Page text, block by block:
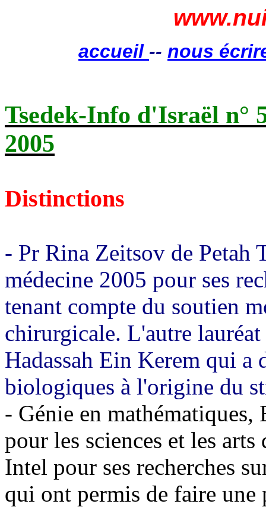
accueil -- nous
Tsedek-Info d'Israël n°
2005
Distinctions
- Pr Rina Zeitsov de Petah
médecine 2005 pour ses
tenant compte du soutien
chirurgicale. L'autre
Hadassah Ein Kerem qui a
biologiques à l'origine du
- Génie en
pour les sciences et les
Intel pour ses recherches
qui ont permis de faire une